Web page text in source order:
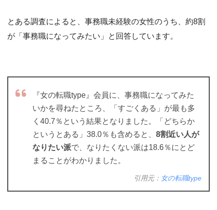
とある調査によると、事務職未経験の女性のうち、約8割
が「事務職になってみたい」と回答しています。
『女の転職type』会員に、事務職になってみた
いかを尋ねたところ、「すごくある」が最も多
く40.7％という結果となりました。「どちらか
というとある」38.0％も含めると、 8割近い人が
なりたい派で、なりたくない派は18.6％にとど
まることがわかりました。
引用元： 女の転職type